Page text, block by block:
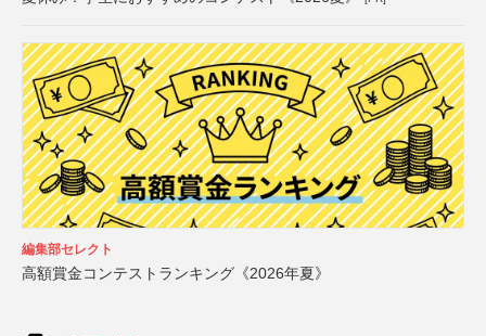
編集部セレクト
高額賞金コンテストランキング《2026年夏》